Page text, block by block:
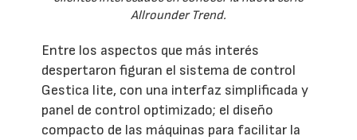
Allrounder Trend.
Entre los aspectos que más interés
despertaron figuran el sistema de control
Gestica lite, con una interfaz simplificada y
panel de control optimizado; el diseño
compacto de las máquinas para facilitar la